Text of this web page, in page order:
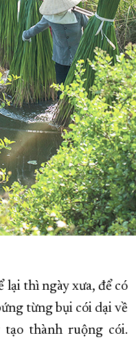
thì ngày xưa, để có
từng bụi cói dại về
thành ruộng cói.